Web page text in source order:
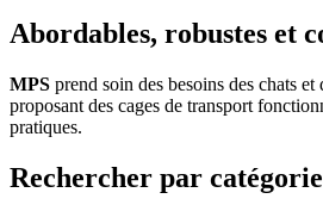
Abordables, robustes et
MPS prend soin des besoins des chats et
proposant des cages de transport
pratiques.
Rechercher par catégorie